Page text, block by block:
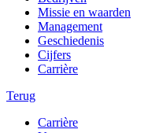
Missie en waarden
Management
Geschiedenis
Cijfers
Carrière
Terug
Carrière